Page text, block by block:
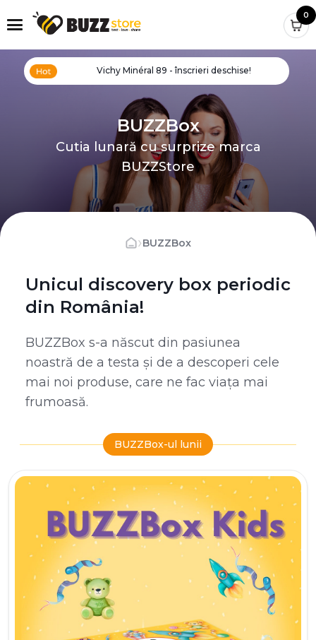
0
Vichy Minéral 89 - înscrieri deschise!
BUZZBox
Cutia lunară cu surprize marca
BUZZStore
›BUZZBox
Unicul discovery box periodic
din România!
BUZZBox s-a născut din pasiunea
noastră de a testa și de a descoperi cele
mai noi produse, care ne fac viața mai
frumoasă.
BUZZBox-ul lunii